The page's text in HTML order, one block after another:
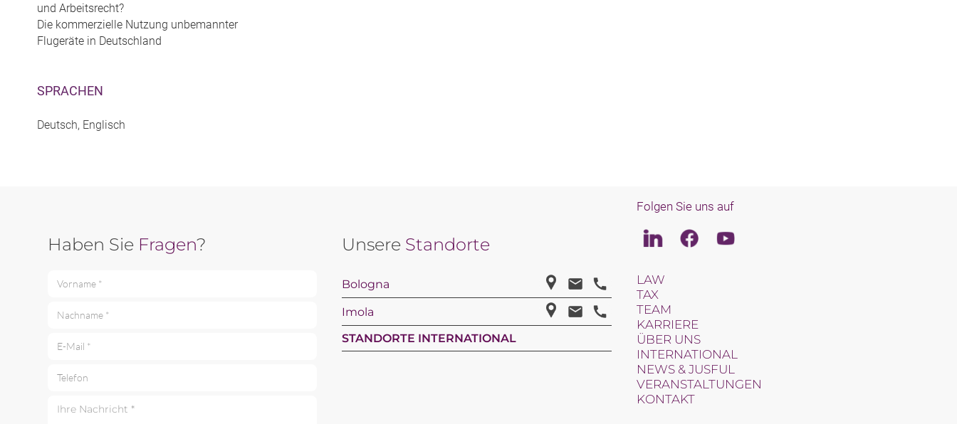
und Arbeitsrecht?
Die kommerzielle Nutzung unbemannter
Flugeräte in Deutschland
SPRACHEN
Deutsch, Englisch
Haben Sie Fragen?
Vorname *
Nachname *
E-Mail *
Telefon
Unsere Standorte
Bologna
Imola
STANDORTE INTERNATIONAL
Folgen Sie uns auf
LinkedinFacebookYoutube
LAW
TAX
TEAM
KARRIERE
ÜBER UNS
INTERNATIONAL
NEWS & JUSFUL
VERANSTALTUNGEN
KONTAKT